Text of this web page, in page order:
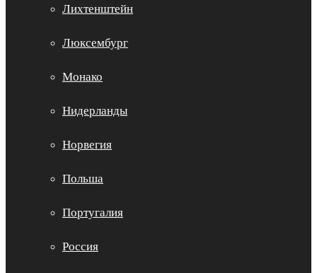
Лихтенштейн
Люксембург
Монако
Нидерланды
Норвегия
Польша
Португалия
Россия